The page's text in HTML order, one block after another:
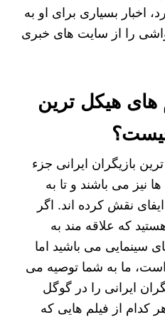
اخبار بسیاری برای او به
را از سایت های خبری
هیکل ترین
بازیگران ایرانی جزء
نیز می باشند و تا به
نقش کرده اند. اگر
که علاقه مند به
سینمایی می باشید اما
است، ما به شما توصیه می
ایرانی را در گوگل
از فیلم هایی که